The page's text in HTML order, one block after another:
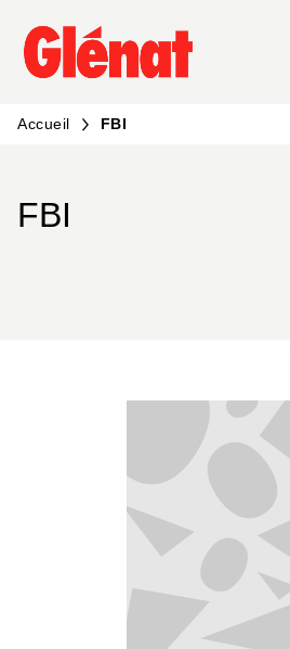
MENU RECHERCHE
PIED DE PAGE
Accueil FBI
FBI